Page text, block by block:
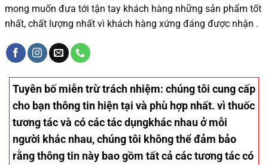
mong muốn đưa tới tận tay khách hàng những sản phẩm tốt
nhất, chất lượng nhất vì khách hàng xứng đáng được nhận .
Tuyên bố miễn trừ trách nhiệm: chúng tôi cung cấp
cho bạn thông tin hiện tại và phù hợp nhất. vì thuốc
tương tác và có các tác dụngkhác nhau ở mỗi
người khác nhau, chúng tôi không thể đảm bảo
rằng thông tin này bao gồm tất cả các tương tác có